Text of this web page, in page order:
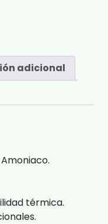
adicional
térmica.